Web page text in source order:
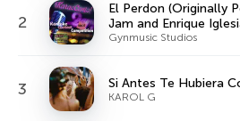
2
El Perdon (Originally
Jam and Enrique
KaraoCanto]
Gynmusic Studios
3 Si Antes Te Hubiera
KAROL G